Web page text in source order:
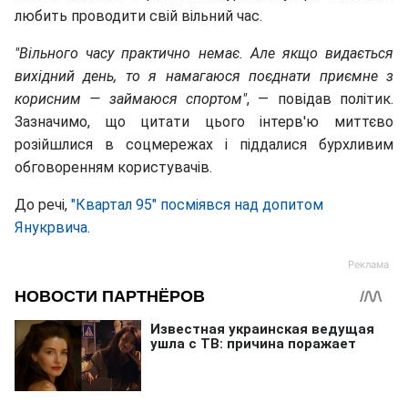
любить проводити свій вільний час.
"Вільного часу практично немає. Але якщо видається
вихідний день, то я намагаюся поєднати приємне з
корисним — займаюся спортом", — повідав політик.
Зазначимо, що цитати цього інтерв'ю миттєво
розійшлися в соцмережах і піддалися бурхливим
обговоренням користувачів.
До речі, "Квартал 95" посміявся над допитом
Янукрвича.